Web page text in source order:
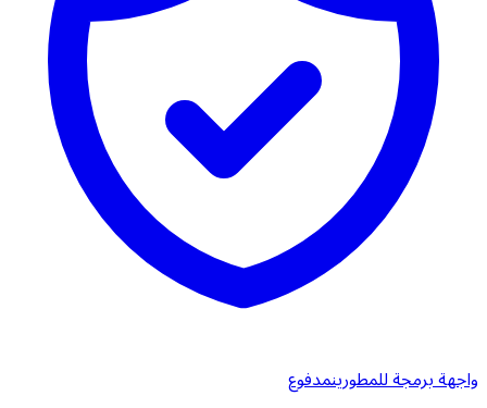
واجهة برمجة للمطورينمدفوع